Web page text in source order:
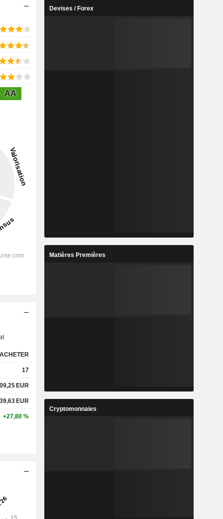
AA
ACHETER
17
EUR
EUR
+27,80 %
Devises / Forex
Matières Premières
Cryptomonnaies